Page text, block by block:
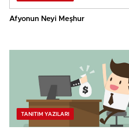
Afyonun Neyi Meşhur
TANITIM YAZILARI